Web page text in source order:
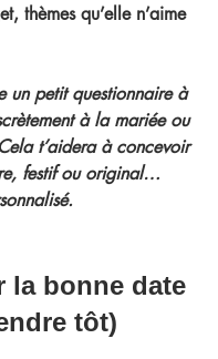
thèmes qu’elle n’aime
un petit questionnaire à
à la mariée ou
t’aidera à concevoir
, festif ou original…
.
la bonne date
tôt)